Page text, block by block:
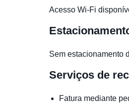
Acesso Wi-Fi
Sem estacionamento
Serviços de
Fatura mediante